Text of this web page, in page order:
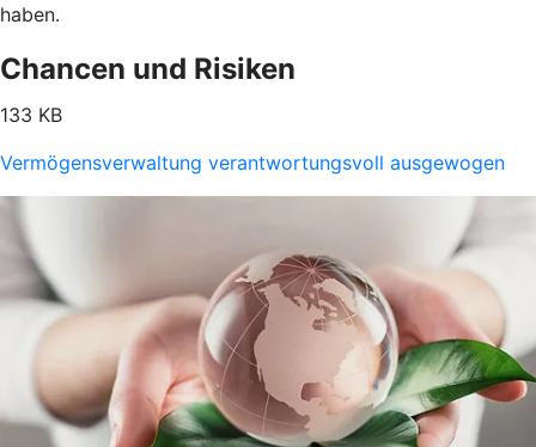
haben.
Chancen und Risiken
133 KB
Vermögensverwaltung verantwortungsvoll ausgewogen